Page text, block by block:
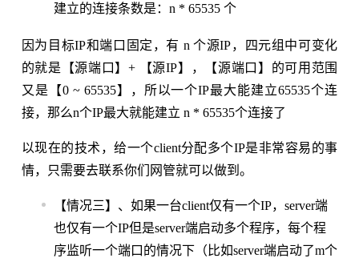
建立的连接条数是：n * 65535 个
因为目标IP和端口固定，有 n 个源IP，四元组中可变化
的就是【源端口】+ 【源IP】，【源端口】的可用范围
又是【0 ~ 65535】，所以一个IP最大能建立65535个连
接，那么n个IP最大就能建立 n * 65535个连接了
以现在的技术，给一个client分配多个IP是非常容易的事
情，只需要去联系你们网管就可以做到。
【情况三】、如果一台client仅有一个IP，server端
也仅有一个IP但是server端启动多个程序，每个程
序监听一个端口的情况下（比如server端启动了m个